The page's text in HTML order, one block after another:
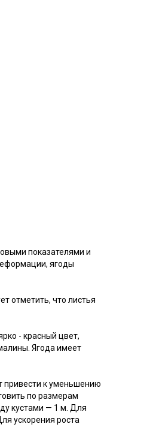
показателями и
ягоды
отметить, что листья
- красный цвет,
Ягода имеет
привести к уменьшению
по размерам
кустами — 1 м. Для
ускорения роста